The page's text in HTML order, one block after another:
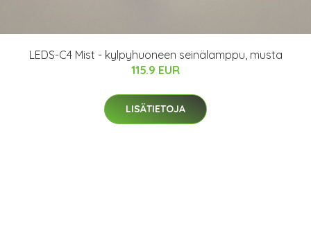
LEDS-C4 Mist - kylpyhuoneen seinälamppu, musta
115.9 EUR
LISÄTIETOJA